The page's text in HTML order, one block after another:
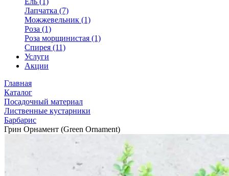
Лапчатка (7)
Можжевельник (1)
Роза (1)
Роза морщинистая (1)
Спирея (11)
Услуги
Акции
Главная
Каталог
Посадочный материал
Лиственные кустарники
Барбарис
Грин Орнамент (Green Ornament)